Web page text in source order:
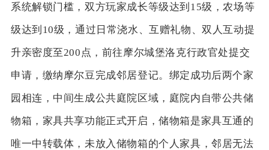
系统解锁门槛，双方玩家成长等级达到15级，农场等
级达到10级，通过日常浇水、互赠礼物、双人互动提
升亲密度至200点，前往摩尔城堡洛克行政官处提交
申请，缴纳摩尔豆完成邻居登记。绑定成功后两个家
园相连，中间生成公共庭院区域，庭院内自带公共储
物箱，家具共享功能正式开启，储物箱是家具互通的
唯一中转载体，未放入储物箱的个人家具，邻居无法